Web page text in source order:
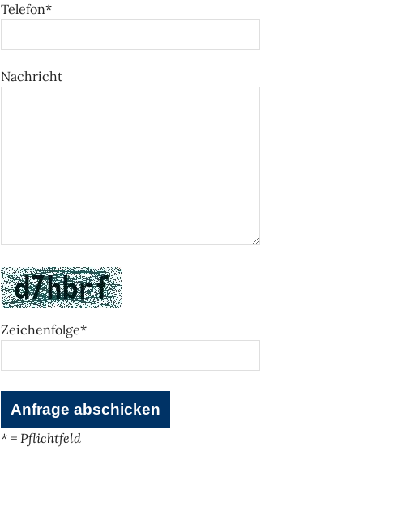
Telefon*
Nachricht
Zeichenfolge*
* = Pflichtfeld